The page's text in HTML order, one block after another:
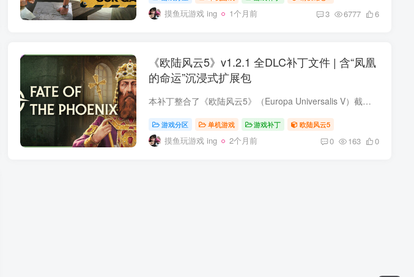
摸鱼玩游戏 ing 1个月前 3 6777 6
《欧陆风云5》v1.2.1 全DLC补丁文件 | 含“凤凰
的命运”沉浸式扩展包
本补丁整合了《欧陆风云5》（Europa Universalis V）截至目前所有已发布的DLC扩展内容，包括最新于2026年5月6日正式上线的“凤凰的命运”（Fate of the Phoenix）沉浸式扩展包，同步收录了伴随D...
游戏分区 单机游戏 游戏补丁 欧陆风云5
摸鱼玩游戏 ing 2个月前 0 163 0